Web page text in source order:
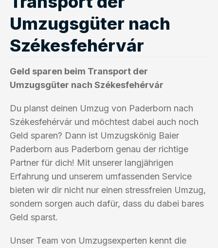
Umzugsgüter nach
Székesfehérvár
Geld sparen beim Transport der
Umzugsgüter nach Székesfehérvár
Du planst deinen Umzug von Paderborn nach
Székesfehérvár und möchtest dabei auch noch
Geld sparen? Dann ist Umzugskönig Baier
Paderborn aus Paderborn genau der richtige
Partner für dich! Mit unserer langjährigen
Erfahrung und unserem umfassenden Service
bieten wir dir nicht nur einen stressfreien Umzug,
sondern sorgen auch dafür, dass du dabei bares
Geld sparst.
Unser Team von Umzugsexperten kennt die